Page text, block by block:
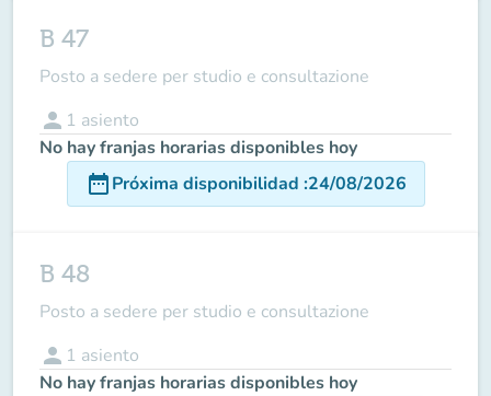
B 47
Posto a sedere per studio e consultazione
person 1 asiento
No hay franjas horarias disponibles hoy
date_rangePróxima disponibilidad :24/08/2026
B 48
Posto a sedere per studio e consultazione
person 1 asiento
No hay franjas horarias disponibles hoy